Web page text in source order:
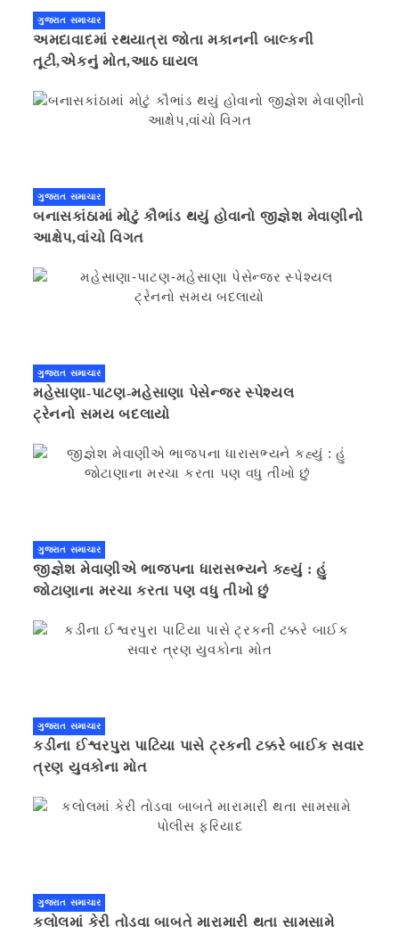
ગુજરાત સમાચાર
અમદાવાદમાં રથયાત્રા જોતા મકાનની બાલ્કની
તૂટી,એકનું મોત,આઠ ઘાયલ
ગુજરાત સમાચાર
બનાસકાંઠામાં મોટું કૌભાંડ થયું હોવાનો જીજ્ઞેશ મેવાણીનો
આક્ષેપ,વાંચો વિગત
ગુજરાત સમાચાર
મહેસાણા-પાટણ-મહેસાણા પેસેન્જર સ્પેશ્યલ
ટ્રેનનો સમય બદલાયો
ગુજરાત સમાચાર
જીજ્ઞેશ મેવાણીએ ભાજપના ધારાસભ્યને કહ્યું : હું
જોટાણાના મરચા કરતા પણ વધુ તીખો છું
ગુજરાત સમાચાર
કડીના ઈશ્વરપુરા પાટિયા પાસે ટ્રકની ટક્કરે બાઈક સવાર
ત્રણ યુવકોના મોત
ગુજરાત સમાચાર
કલોલમાં કેરી તોડવા બાબતે મારામારી થતા સામસામે